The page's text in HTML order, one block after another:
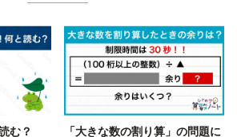
む？
「大きな数の割り算」の問題に